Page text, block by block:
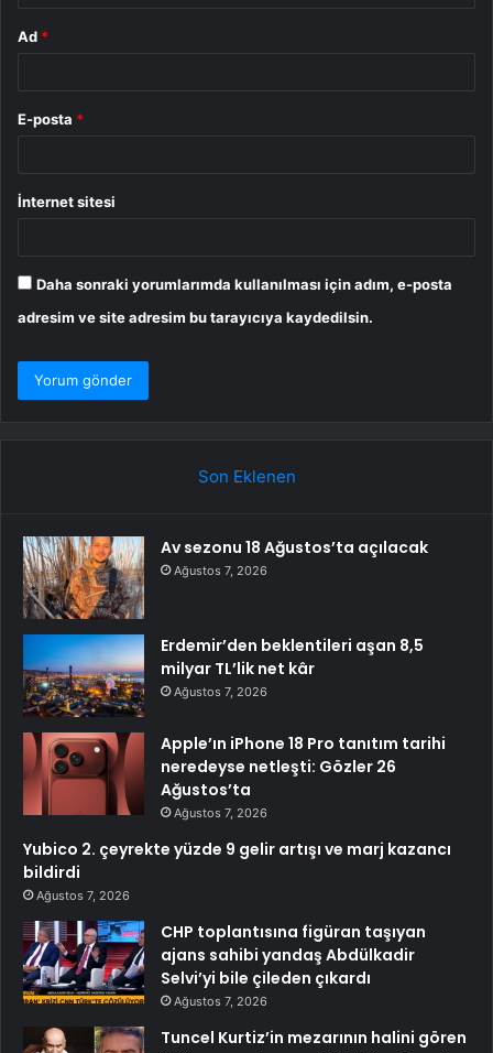
Ad *
E-posta *
İnternet sitesi
Daha sonraki yorumlarımda kullanılması için adım, e-posta
adresim ve site adresim bu tarayıcıya kaydedilsin.
Son Eklenen
Av sezonu 18 Ağustos’ta açılacak
Ağustos 7, 2026
Erdemir’den beklentileri aşan 8,5
milyar TL’lik net kâr
Ağustos 7, 2026
Apple’ın iPhone 18 Pro tanıtım tarihi
neredeyse netleşti: Gözler 26
Ağustos’ta
Ağustos 7, 2026
Yubico 2. çeyrekte yüzde 9 gelir artışı ve marj kazancı
bildirdi
Ağustos 7, 2026
CHP toplantısına figüran taşıyan
ajans sahibi yandaş Abdülkadir
Selvi’yi bile çileden çıkardı
Ağustos 7, 2026
Tuncel Kurtiz’in mezarının halini gören